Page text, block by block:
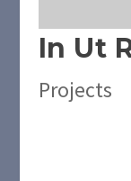
In Ut
Projects